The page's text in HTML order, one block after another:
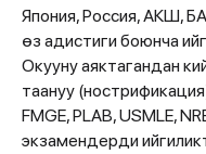
Япония, Россия, АКШ,
өз адистиги боюнча
Окууну аяктагандан
таануу
FMGE, PLAB, USMLE,
экзамендерди